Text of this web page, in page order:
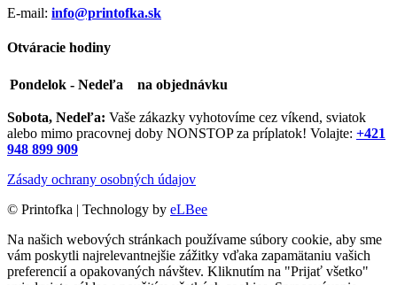
E-mail: info@printofka.sk
Otváracie hodiny
Pondelok - Nedeľa na objednávku
Sobota, Nedeľa: Vaše zákazky vyhotovíme cez víkend, sviatok
alebo mimo pracovnej doby NONSTOP za príplatok! Volajte: +421
948 899 909
Zásady ochrany osobných údajov
© Printofka | Technology by eLBee
Na našich webových stránkach používame súbory cookie, aby sme
vám poskytli najrelevantnejšie zážitky vďaka zapamätaniu vašich
preferencií a opakovaných návštev. Kliknutím na "Prijať všetko"